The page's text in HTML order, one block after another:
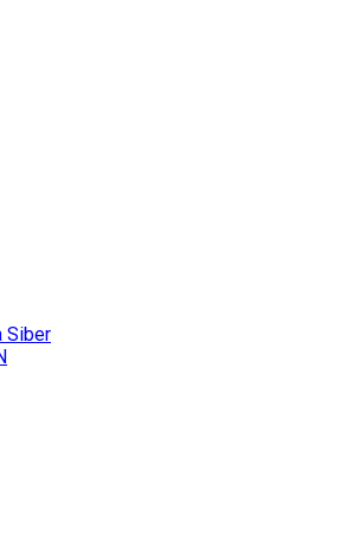
Siber